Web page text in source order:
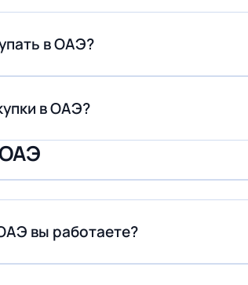
в ОАЭ?
в ОАЭ?
вы работаете?